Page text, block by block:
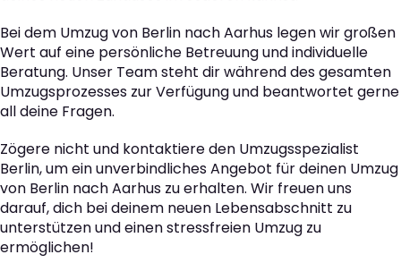
Bei dem Umzug von Berlin nach Aarhus legen wir großen
Wert auf eine persönliche Betreuung und individuelle
Beratung. Unser Team steht dir während des gesamten
Umzugsprozesses zur Verfügung und beantwortet gerne
all deine Fragen.
Zögere nicht und kontaktiere den Umzugsspezialist
Berlin, um ein unverbindliches Angebot für deinen Umzug
von Berlin nach Aarhus zu erhalten. Wir freuen uns
darauf, dich bei deinem neuen Lebensabschnitt zu
unterstützen und einen stressfreien Umzug zu
ermöglichen!